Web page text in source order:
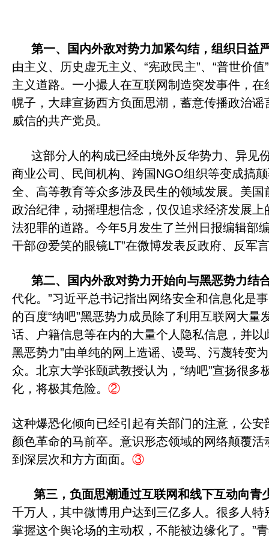
第一、国内外敌对势力加紧勾结，组织日益
由主义、历史虚无主义、 “宪政民主”、 “普世价值”
主义道路。一小撮人在互联网制造突发事件，
幌子，大肆宣扬西方负面思潮，蓄意传播政治
威信的共产党员。
这部分人的构成已经由境外反华势力、异见
商业公司、民间机构、跨国NGO组织等变成搞
全、高等教育等众多涉及民生的领域发展。美
政治纪律，动摇理想信念，仅仅追求经济发展上
法犯罪的道路。今年5月发生了兰州日报编辑部
干部@爱笑的眼镜LT”在微博发表反政府、反军
第二、国内外敌对势力开始向与黑恶势力结
代化。 ”习近平总书记指出网络安全和信息化是
的百度“纳吧”黑恶势力成员除了利用互联网大量
话、户籍信息等在内的大量个人隐私信息，并
黑恶势力”由单纯的网上造谣、谩骂、污蔑转变
众。北京大学张颐武教授认为， “纳吧”宣扬很多
化，将极其危险。 ②
这种爆恐化倾向已经引起有关部门的注意，公
颜色革命的马前卒。意识形态领域的网络颠覆
到深层次和方方面面。 ③
第三，负面思潮通过互联网和线下互动向青
千万人，其中微博用户达到三亿多人。很多人
掌握这个舆论场的主动权，不能被边缘化了。 ”